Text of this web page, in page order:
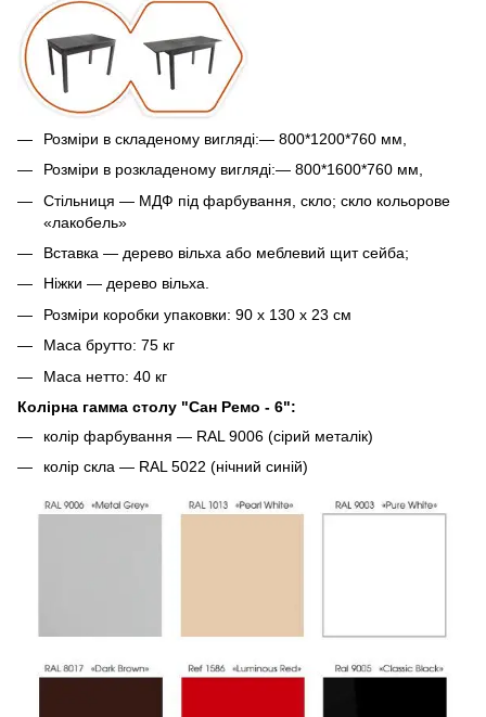
Розміри в складеному вигляді:— 800*1200*760 мм,
Розміри в розкладеному вигляді:— 800*1600*760 мм,
Стільниця — МДФ під фарбування, скло; скло кольорове
«лакобель»
Вставка — дерево вільха або меблевий щит сейба;
Ніжки — дерево вільха.
Розміри коробки упаковки: 90 х 130 х 23 см
Маса брутто: 75 кг
Маса нетто: 40 кг
Колірна гамма столу "Сан Ремо - 6":
колір фарбування — RAL 9006 (сірий металік)
колір скла — RAL 5022 (нічний синій)